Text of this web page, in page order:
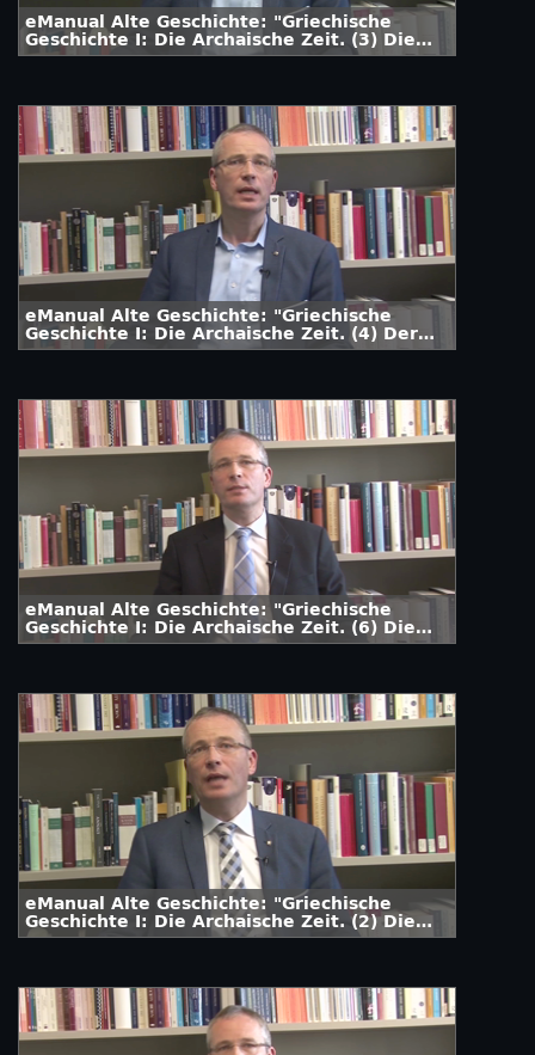
eManual Alte Geschichte: "Griechische
Geschichte I: Die Archaische Zeit. (3) Die
Mykener"
eManual Alte Geschichte: "Griechische
Geschichte I: Die Archaische Zeit. (4) Der
Untergang Mykenes, Troja"
eManual Alte Geschichte: "Griechische
Geschichte I: Die Archaische Zeit. (6) Die
Dunklen Jahrhunderte"
eManual Alte Geschichte: "Griechische
Geschichte I: Die Archaische Zeit. (2) Die
Minoer"